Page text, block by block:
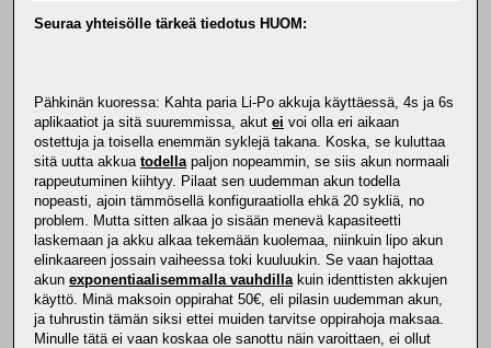
Seuraa yhteisölle tärkeä tiedotus HUOM:
Pähkinän kuoressa: Kahta paria Li-Po akkuja käyttäessä, 4s ja 6s
aplikaatiot ja sitä suuremmissa, akut ei voi olla eri aikaan
ostettuja ja toisella enemmän syklejä takana. Koska, se kuluttaa
sitä uutta akkua todella paljon nopeammin, se siis akun normaali
rappeutuminen kiihtyy. Pilaat sen uudemman akun todella
nopeasti, ajoin tämmösellä konfiguraatiolla ehkä 20 sykliä, no
problem. Mutta sitten alkaa jo sisään menevä kapasiteetti
laskemaan ja akku alkaa tekemään kuolemaa, niinkuin lipo akun
elinkaareen jossain vaiheessa toki kuuluukin. Se vaan hajottaa
akun exponentiaalisemmalla vauhdilla kuin identtisten akkujen
käyttö. Minä maksoin oppirahat 50€, eli pilasin uudemman akun,
ja tuhrustin tämän siksi ettei muiden tarvitse oppirahoja maksaa.
Minulle tätä ei vaan koskaa ole sanottu näin varoittaen, ei ollut